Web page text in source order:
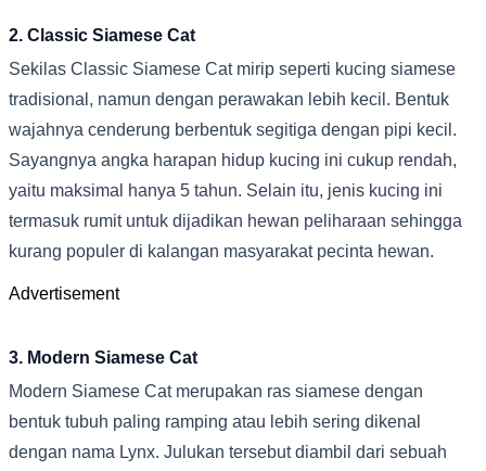
2. Classic Siamese Cat
Sekilas Classic Siamese Cat mirip seperti kucing siamese
tradisional, namun dengan perawakan lebih kecil. Bentuk
wajahnya cenderung berbentuk segitiga dengan pipi kecil.
Sayangnya angka harapan hidup kucing ini cukup rendah,
yaitu maksimal hanya 5 tahun. Selain itu, jenis kucing ini
termasuk rumit untuk dijadikan hewan peliharaan sehingga
kurang populer di kalangan masyarakat pecinta hewan.
Advertisement
3. Modern Siamese Cat
Modern Siamese Cat merupakan ras siamese dengan
bentuk tubuh paling ramping atau lebih sering dikenal
dengan nama Lynx. Julukan tersebut diambil dari sebuah